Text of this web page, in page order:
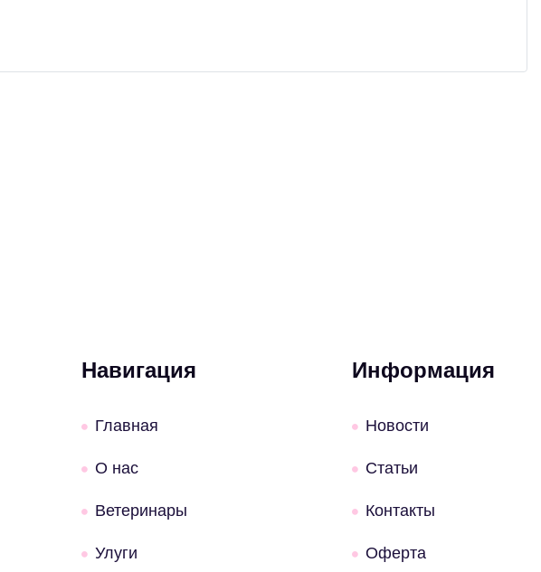
Навигация
Главная
О нас
Ветеринары
Улуги
Информация
Новости
Статьи
Контакты
Оферта